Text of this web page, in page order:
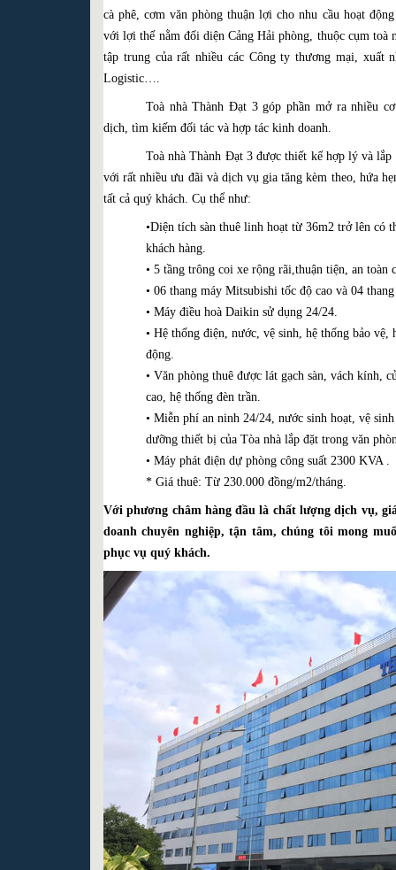
cà phê, cơm văn phòng thuận lợi cho nhu cầu hoạt
với lợi thế nằm đối diện Cảng Hải phòng, thuộc cụm toà
tập trung của rất nhiều các Công ty thương mại, xuất
Logistic….
Toà nhà Thành Đạt 3 góp phần mở ra nhiều
dịch, tìm kiếm đối tác và hợp tác kinh doanh.
Toà nhà Thành Đạt 3 được thiết kế hợp lý và
với rất nhiều ưu đãi và dịch vụ gia tăng kèm theo, hứa
tất cả quý khách. Cụ thể như:
•Diện tích sàn thuê linh hoạt từ 36m2 trở lên có
khách hàng.
• 5 tầng trông coi xe rộng rãi,thuận tiện, an toàn
• 06 thang máy Mitsubishi tốc độ cao và 04
• Máy điều hoà Daikin sử dụng 24/24.
• Hệ thống điện, nước, vệ sinh, hệ thống bảo vệ,
động.
• Văn phòng thuê được lát gạch sàn, vách kính,
cao, hệ thống đèn trần.
• Miễn phí an ninh 24/24, nước sinh hoạt, vệ
dưỡng thiết bị của Tòa nhà lắp đặt trong văn
• Máy phát điện dự phòng công suất 2300 KVA .
* Giá thuê: Từ 230.000 đồng/m2/tháng.
Với phương châm hàng đầu là chất lượng dịch vụ,
doanh chuyên nghiệp, tận tâm, chúng tôi mong
phục vụ quý khách.